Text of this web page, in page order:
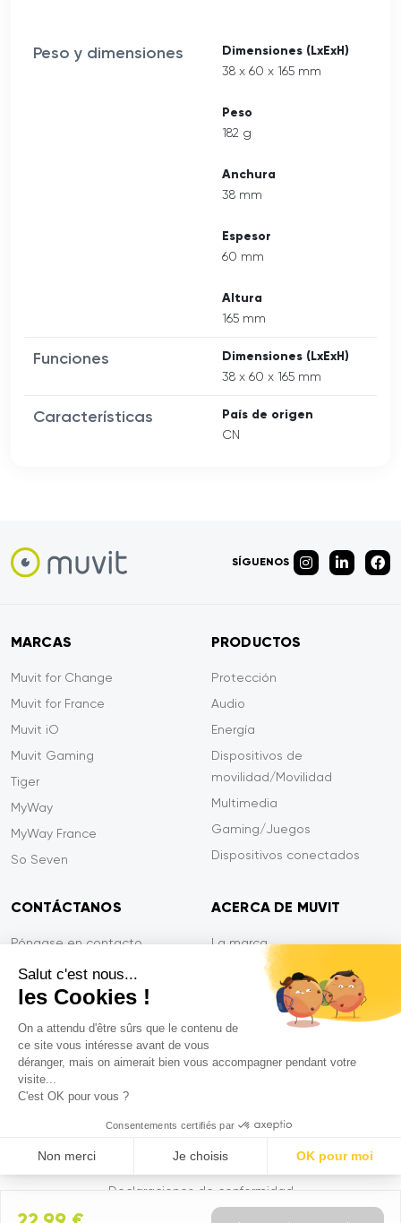
Salut c'est nous...
les Cookies !
On a attendu d'être sûrs que le contenu de
ce site vous intéresse avant de vous
déranger, mais on aimerait bien vous accompagner pendant votre
visite...
C'est OK pour vous ?
Consentements certifiés par
Non merci Je choisis OK pour moi
Plataforma de Gestión de Consentimiento: Personaliza tus
Peso y dimensiones Dimensiones (LxExH)
38 x 60 x 165 mm
Peso
182 g
Anchura
38 mm
Espesor
60 mm
Altura
165 mm
Funciones Dimensiones (LxExH)
38 x 60 x 165 mm
Características País de origen
CN
SÍGUENOS
MARCAS
Muvit for Change
Muvit for France
Muvit iO
Muvit Gaming
Tiger
MyWay
MyWay France
So Seven
PRODUCTOS
Protección
Audio
Energía
Dispositivos de
movilidad/Movilidad
Multimedia
Gaming/Juegos
Dispositivos conectados
CONTÁCTANOS
Póngase en contacto
Pago seguro
Eficiencia en el servicio
Garantía Tiger
PREGUNTAS FRECUENTES
ACERCA DE MUVIT
La marca
Sala de prensa
Privacidad
Contáctanos
Mentions légales
Declaraciones de conformidad